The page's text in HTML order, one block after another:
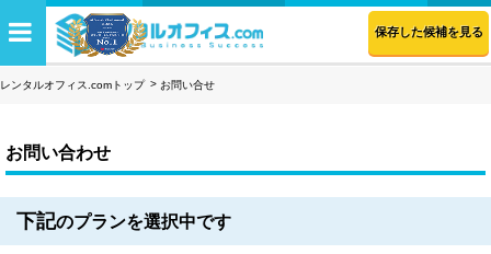
保存した候補を見る
レンタルオフィス.comトップ お問い合せ
お問い合わせ
下記のプランを選択中です